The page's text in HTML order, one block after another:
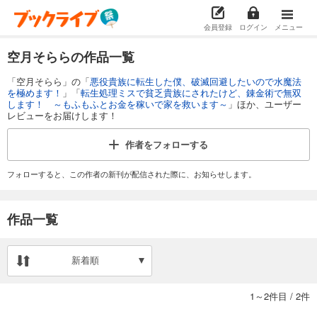
会員登録 ログイン メニュー
空月そららの作品一覧
「空月そらら」の「悪役貴族に転生した僕、破滅回避したいので水魔法
を極めます！ 」「転生処理ミスで貧乏貴族にされたけど、錬金術で無双
します！ ～もふもふとお金を稼いで家を救います～ 」ほか、ユーザー
レビューをお届けします！
作者をフォローする
フォローすると、この作者の新刊が配信された際に、お知らせします。
作品一覧
新着順
1～2件目 / 2件